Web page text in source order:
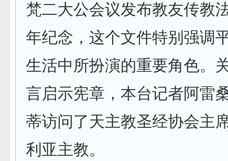
梵二大公会议发布教友传教
年纪念，这个文件特别强调
生活中所扮演的重要角色。
言启示宪章，本台记者阿雷
蒂访问了天主教圣经协会主
利亚主教。